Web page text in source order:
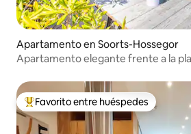
Apartamento en Soorts-Hossegor
Apartamento elegante frente a la
Favorito entre huéspedes preferido
Favorito entre huéspedes